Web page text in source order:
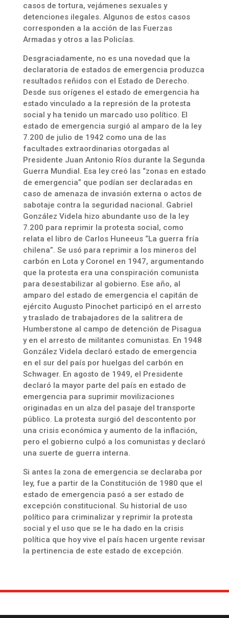
casos de tortura, vejámenes sexuales y
detenciones ilegales. Algunos de estos casos
corresponden a la acción de las Fuerzas
Armadas y otros a las Policías.
Desgraciadamente, no es una novedad que la
declaratoria de estados de emergencia produzca
resultados reñidos con el Estado de Derecho.
Desde sus orígenes el estado de emergencia ha
estado vinculado a la represión de la protesta
social y ha tenido un marcado uso político. El
estado de emergencia surgió al amparo de la ley
7.200 de julio de 1942 como una de las
facultades extraordinarias otorgadas al
Presidente Juan Antonio Ríos durante la Segunda
Guerra Mundial. Esa ley creó las “zonas en estado
de emergencia” que podían ser declaradas en
caso de amenaza de invasión externa o actos de
sabotaje contra la seguridad nacional. Gabriel
González Videla hizo abundante uso de la ley
7.200 para reprimir la protesta social, como
relata el libro de Carlos Huneeus “La guerra fría
chilena”. Se usó para reprimir a los mineros del
carbón en Lota y Coronel en 1947, argumentando
que la protesta era una conspiración comunista
para desestabilizar al gobierno. Ese año, al
amparo del estado de emergencia el capitán de
ejército Augusto Pinochet participó en el arresto
y traslado de trabajadores de la salitrera de
Humberstone al campo de detención de Pisagua
y en el arresto de militantes comunistas. En 1948
González Videla declaró estado de emergencia
en el sur del país por huelgas del carbón en
Schwager. En agosto de 1949, el Presidente
declaró la mayor parte del país en estado de
emergencia para suprimir movilizaciones
originadas en un alza del pasaje del transporte
público. La protesta surgió del descontento por
una crisis económica y aumento de la inflación,
pero el gobierno culpó a los comunistas y declaró
una suerte de guerra interna.
Si antes la zona de emergencia se declaraba por
ley, fue a partir de la Constitución de 1980 que el
estado de emergencia pasó a ser estado de
excepción constitucional. Su historial de uso
político para criminalizar y reprimir la protesta
social y el uso que se le ha dado en la crisis
política que hoy vive el país hacen urgente revisar
la pertinencia de este estado de excepción.